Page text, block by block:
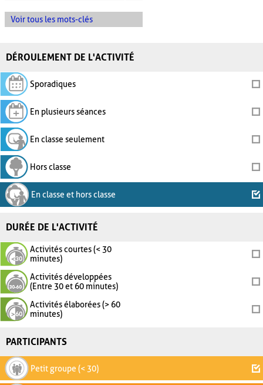
Voir tous les mots-clés
DÉROULEMENT DE L'ACTIVITÉ
Sporadiques
En plusieurs séances
En classe seulement
Hors classe
En classe et hors classe
DURÉE DE L'ACTIVITÉ
Activités courtes (< 30
minutes)
Activités développées
(Entre 30 et 60 minutes)
Activités élaborées (> 60
minutes)
PARTICIPANTS
Petit groupe (< 30)